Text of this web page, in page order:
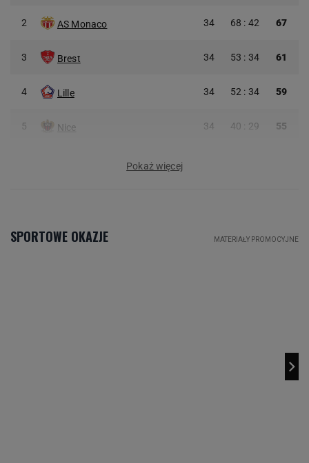
2 AS Monaco 34 68 : 42 67
3 Brest 34 53 : 34 61
4 Lille 34 52 : 34 59
5 Nice 34 40 : 29 55
Pokaż więcej